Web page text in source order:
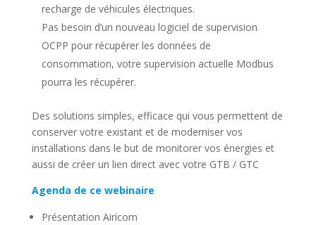
recharge de véhicules électriques.
Pas besoin d’un nouveau logiciel de supervision
OCPP pour récupérer les données de
consommation, votre supervision actuelle Modbus
pourra les récupérer.
Des solutions simples, efficace qui vous permettent de
conserver votre existant et de moderniser vos
installations dans le but de monitorer vos énergies et
aussi de créer un lien direct avec votre GTB / GTC
Agenda de ce webinaire
Présentation Airicom